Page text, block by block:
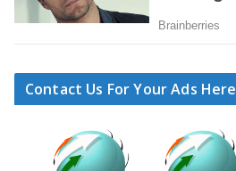
Contact Us For Your Ads Here